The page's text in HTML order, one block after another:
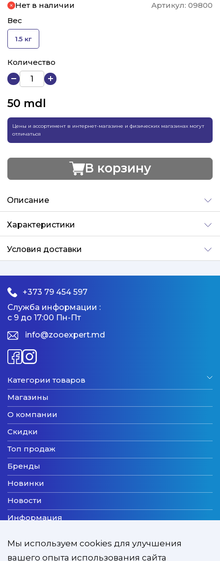
Нет в наличии Артикул: 09800
Вес
1.5 кг
Количество
50 mdl
Цены и ассортимент в интернет-магазине и физических магазинах могут
отличаться
В корзину
Описание
Характеристики
Условия доставки
+373 79 454 597
Служба информации :
с 9 до 17:00 Пн-Пт
info@zooexpert.md
Категории товаров
Магазины
О компании
Скидки
Топ продаж
Бренды
Новинки
Новости
Информация
Мы используем cookies для улучшения
вашего опыта использования сайта